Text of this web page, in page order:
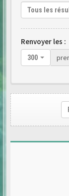
Tous les
Renvoyer les :
300